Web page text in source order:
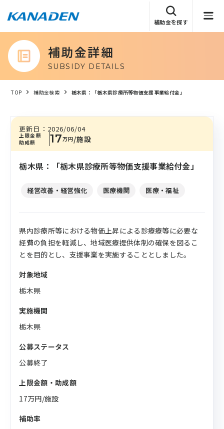
補助金を探す
補助金詳細
SUBSIDY DETAILS
TOP 補助金検索 栃木県：「栃木県診療所等物価支援事業給付金」
上限金額
助成額
17万円/施設
更新日： 2026/06/04
栃木県：「栃木県診療所等物価支援事業給付金」
経営改善・経営強化 医療機関 医療・福祉
県内診療所等における物価上昇による診療療等に必要な
経費の負担を軽減し、地域医療提供体制の確保を図るこ
とを目的とし、支援事業を実施することとしました。
対象地域
栃木県
実施機関
栃木県
公募ステータス
公募終了
上限金額・助成額
17万円/施設
補助率